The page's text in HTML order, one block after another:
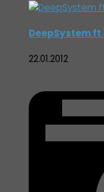
DeepSystem ft
22.01.2012